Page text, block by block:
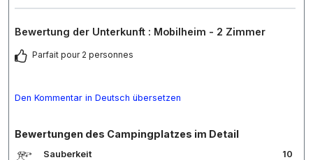
Bewertung der Unterkunft : Mobilheim - 2 Zimmer
Parfait pour 2 personnes
Den Kommentar in Deutsch übersetzen
Bewertungen des Campingplatzes im Detail
Sauberkeit 10